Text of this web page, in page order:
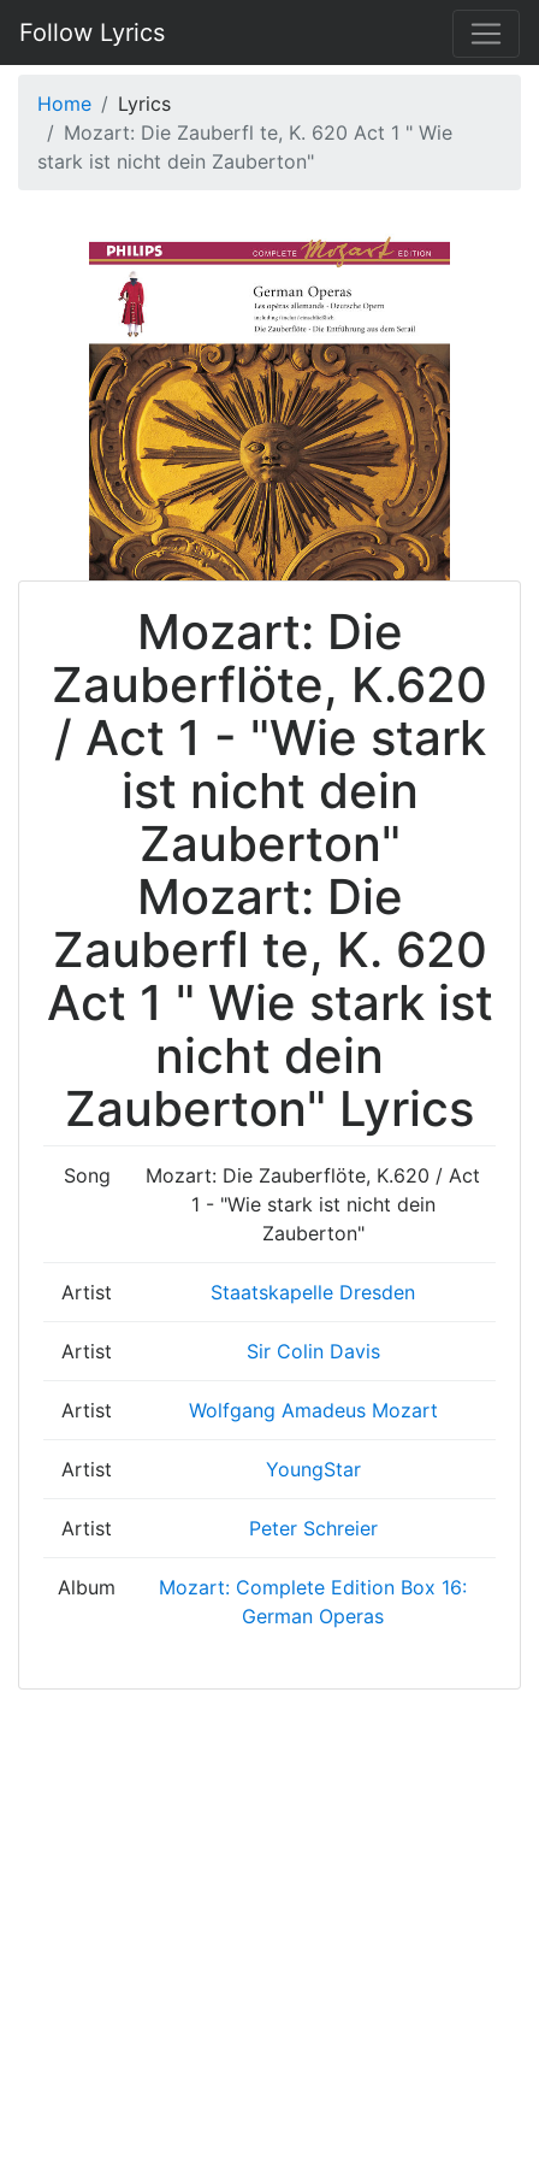
Follow Lyrics
Home
Lyrics
Mozart: Die Zauberfl te, K. 620 Act 1 " Wie
stark ist nicht dein Zauberton"
Mozart: Die
Zauberflöte, K.620
/ Act 1 - "Wie stark
ist nicht dein
Zauberton"
Mozart: Die
Zauberfl te, K. 620
Act 1 " Wie stark ist
nicht dein
Zauberton" Lyrics
Song
Mozart: Die Zauberflöte, K.620 / Act
1 - "Wie stark ist nicht dein
Zauberton"
Artist Staatskapelle Dresden
Artist Sir Colin Davis
Artist Wolfgang Amadeus Mozart
Artist YoungStar
Artist Peter Schreier
Album
Mozart: Complete Edition Box 16:
German Operas